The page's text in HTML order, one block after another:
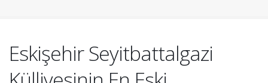
Eskişehir Seyitbattalgazi